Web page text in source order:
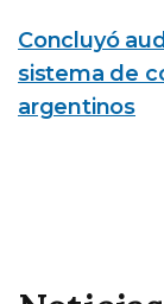
Concluyó
sistema de
argentinos